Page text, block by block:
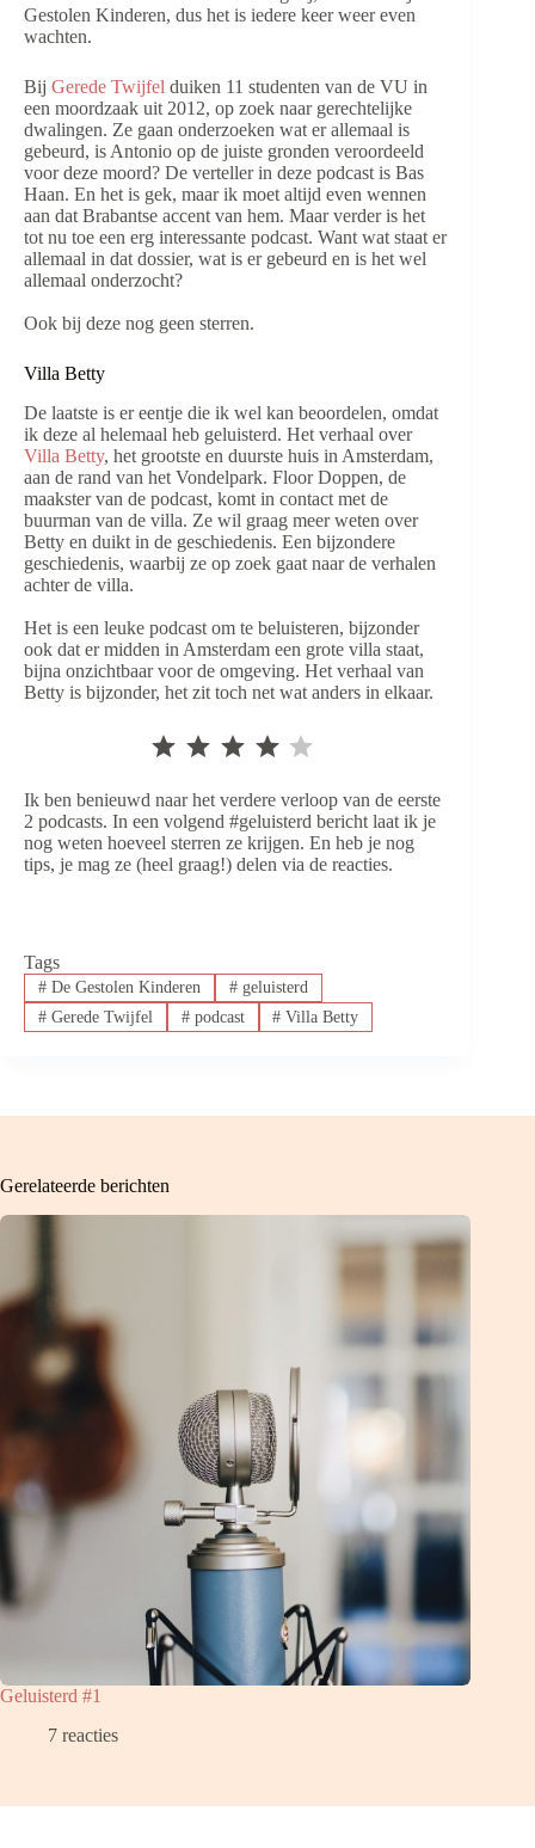
Gestolen Kinderen, dus het is iedere keer weer even
wachten.
Bij Gerede Twijfel duiken 11 studenten van de VU in
een moordzaak uit 2012, op zoek naar gerechtelijke
dwalingen. Ze gaan onderzoeken wat er allemaal is
gebeurd, is Antonio op de juiste gronden veroordeeld
voor deze moord? De verteller in deze podcast is Bas
Haan. En het is gek, maar ik moet altijd even wennen
aan dat Brabantse accent van hem. Maar verder is het
tot nu toe een erg interessante podcast. Want wat staat er
allemaal in dat dossier, wat is er gebeurd en is het wel
allemaal onderzocht?
Ook bij deze nog geen sterren.
Villa Betty
De laatste is er eentje die ik wel kan beoordelen, omdat
ik deze al helemaal heb geluisterd. Het verhaal over
Villa Betty, het grootste en duurste huis in Amsterdam,
aan de rand van het Vondelpark. Floor Doppen, de
maakster van de podcast, komt in contact met de
buurman van de villa. Ze wil graag meer weten over
Betty en duikt in de geschiedenis. Een bijzondere
geschiedenis, waarbij ze op zoek gaat naar de verhalen
achter de villa.
Het is een leuke podcast om te beluisteren, bijzonder
ook dat er midden in Amsterdam een grote villa staat,
bijna onzichtbaar voor de omgeving. Het verhaal van
Betty is bijzonder, het zit toch net wat anders in elkaar.
Ik ben benieuwd naar het verdere verloop van de eerste
2 podcasts. In een volgend #geluisterd bericht laat ik je
nog weten hoeveel sterren ze krijgen. En heb je nog
tips, je mag ze (heel graag!) delen via de reacties.
Tags
#De Gestolen Kinderen #geluisterd
#Gerede Twijfel #podcast # Villa Betty
Gerelateerde berichten
Geluisterd #1
7 reacties